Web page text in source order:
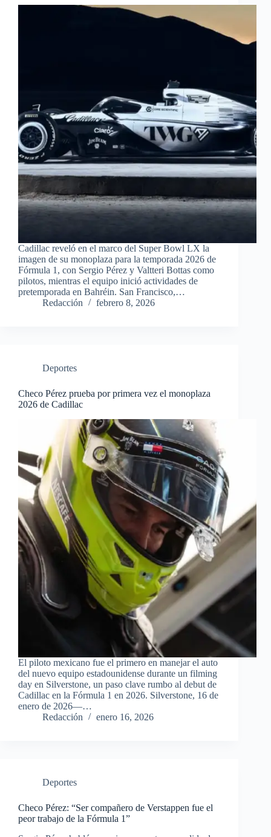
Cadillac reveló en el marco del Super Bowl LX la
imagen de su monoplaza para la temporada 2026 de
Fórmula 1, con Sergio Pérez y Valtteri Bottas como
pilotos, mientras el equipo inició actividades de
pretemporada en Bahréin. San Francisco,…
Redacción
febrero 8, 2026
Deportes
Checo Pérez prueba por primera vez el monoplaza
2026 de Cadillac
El piloto mexicano fue el primero en manejar el auto
del nuevo equipo estadounidense durante un filming
day en Silverstone, un paso clave rumbo al debut de
Cadillac en la Fórmula 1 en 2026. Silverstone, 16 de
enero de 2026—…
Redacción
enero 16, 2026
Deportes
Checo Pérez: “Ser compañero de Verstappen fue el
peor trabajo de la Fórmula 1”